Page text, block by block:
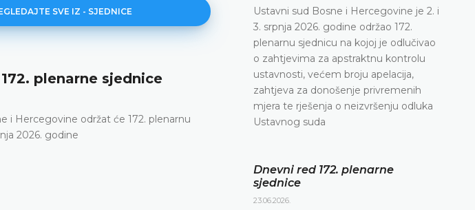
SVE IZ - SJEDNICE
plenarne sjednice
i Hercegovine održat će 172. plenarnu
2026. godine
171. plenarna sjednica
11.06.2026.
Ustavni sud Bosne i Hercegovine danas je
Ustavni sud Bosne i Hercegovine je 2. i
3. srpnja 2026. godine održao 172.
plenarnu sjednicu na kojoj je odlučivao
o zahtjevima za apstraktnu kontrolu
ustavnosti, većem broju apelacija,
zahtjeva za donošenje privremenih
mjera te rješenja o neizvršenju odluka
Ustavnog suda
Dnevni red 172. plenarne
sjednice
23.06.2026.